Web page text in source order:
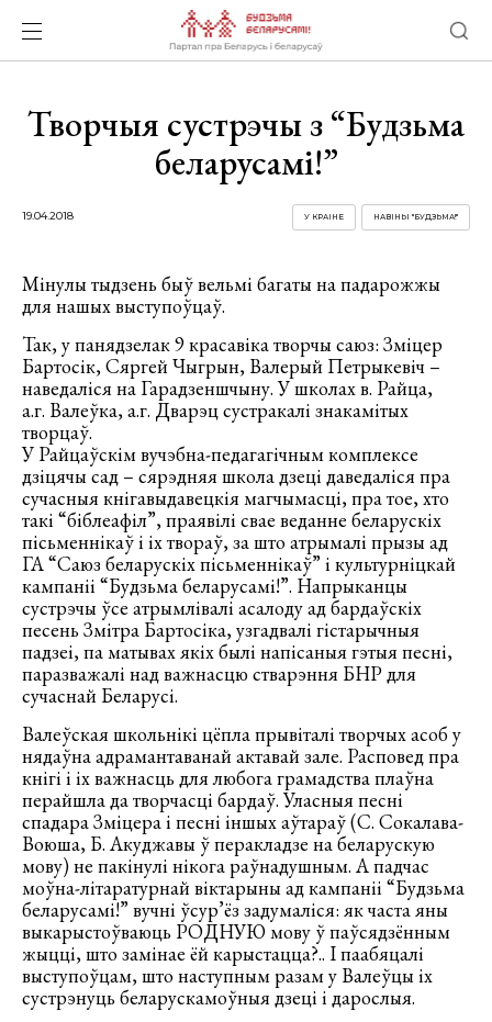
Творчыя сустрэчы з “Будзьма
беларусамі!”
19.04.2018 НАВІНЫ "БУДЗЬМА!"
У КРАІНЕ
Мінулы тыдзень быў вельмі багаты на падарожжы
для нашых выступоўцаў.
Так, у панядзелак 9 красавіка творчы саюз: Зміцер
Бартосік, Сяргей Чыгрын, Валерый Петрыкевіч –
наведаліся на Гарадзеншчыну. У школах в. Райца,
а.г. Валеўка, а.г. Дварэц сустракалі знакамітых
творцаў.
У Райцаўскім вучэбна-педагагічным комплексе
дзіцячы сад – сярэдняя школа дзеці даведаліся пра
сучасныя кнігавыдавецкія магчымасці, пра тое, хто
такі “біблеафіл”, праявілі свае веданне беларускіх
пісьменнікаў і іх твораў, за што атрымалі прызы ад
ГА “Саюз беларускіх пісьменнікаў” і культурніцкай
кампаніі “Будзьма беларусамі!”. Напрыканцы
сустрэчы ўсе атрымлівалі асалоду ад бардаўскіх
песень Змітра Бартосіка, узгадвалі гістарычныя
падзеі, па матывах якіх былі напісаныя гэтыя песні,
паразважалі над важнасцю стварэння БНР для
сучаснай Беларусі.
Валеўская школьнікі цёпла прывіталі творчых асоб у
нядаўна адрамантаванай актавай зале. Расповед пра
кнігі і іх важнасць для любога грамадства плаўна
перайшла да творчасці бардаў. Уласныя песні
спадара Зміцера і песні іншых аўтараў (С. Сокалава-
Воюша, Б. Акуджавы ў перакладзе на беларускую
мову) не пакінулі нікога раўнадушным. А падчас
моўна-літаратурнай віктарыны ад кампаніі “Будзьма
беларусамі!” вучні ўсур’ёз задумаліся: як часта яны
выкарыстоўваюць РОДНУЮ мову ў паўсядзённым
жыцці, што замінае ёй карыстацца?.. І паабяцалі
выступоўцам, што наступным разам у Валеўцы іх
сустрэнуць беларускамоўныя дзеці і дарослыя.